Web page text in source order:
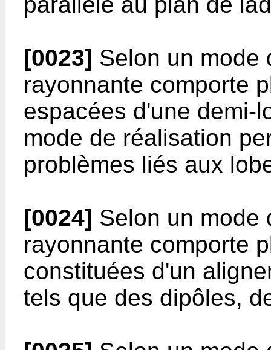
[0023] Selon un mode
rayonnante comporte
espacées d'une demi-
mode de réalisation
problèmes liés aux
[0024] Selon un mode
rayonnante comporte
constituées d'un
tels que des dipôles,